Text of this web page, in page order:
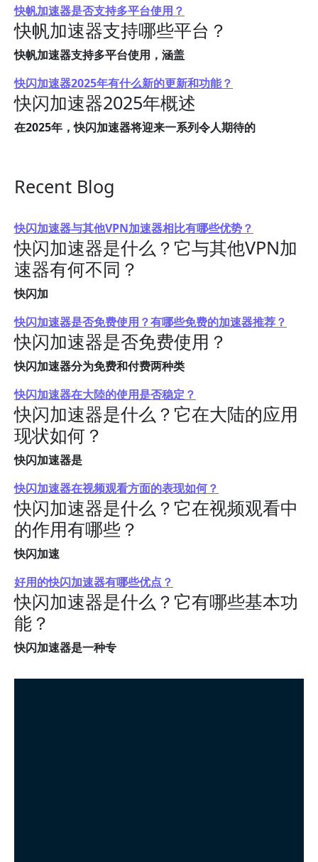
快帆加速器是否支持多平台使用？
快帆加速器支持哪些平台？
快帆加速器支持多平台使用，涵盖
快闪加速器2025年有什么新的更新和功能？
快闪加速器2025年概述
在2025年，快闪加速器将迎来一系列令人期待的
Recent Blog
快闪加速器与其他VPN加速器相比有哪些优势？
快闪加速器是什么？它与其他VPN加
速器有何不同？
快闪加
快闪加速器是否免费使用？有哪些免费的加速器推荐？
快闪加速器是否免费使用？
快闪加速器分为免费和付费两种类
快闪加速器在大陸的使用是否稳定？
快闪加速器是什么？它在大陆的应用
现状如何？
快闪加速器是
快闪加速器在视频观看方面的表现如何？
快闪加速器是什么？它在视频观看中
的作用有哪些？
快闪加速
好用的快闪加速器有哪些优点？
快闪加速器是什么？它有哪些基本功
能？
快闪加速器是一种专